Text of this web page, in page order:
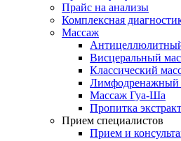
Прайс на анализы
Комплексная
Массаж
Висцеральный
Классический
Лимфодренажный
Массаж Гуа-Ша
Пропитка
Прием специалистов
Прием и